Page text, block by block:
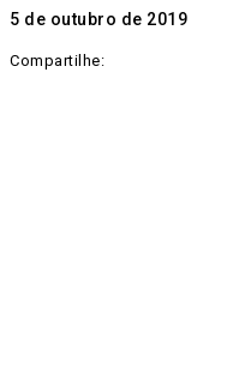
5 de outubro de 2019
Compartilhe: